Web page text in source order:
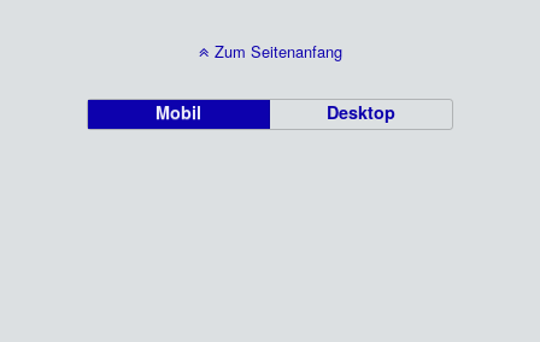
Zum Seitenanfang
Mobil Desktop